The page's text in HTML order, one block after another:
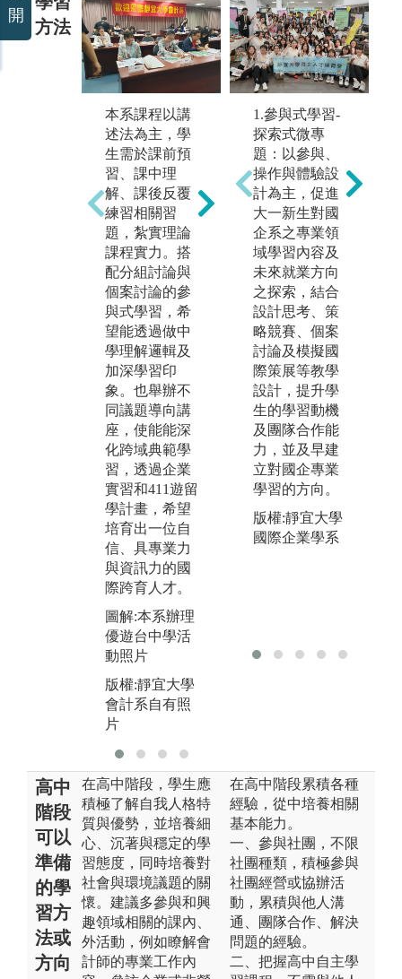
方法
本系課程以講
述法為主，學
生需於課前預
習、課中理
解、課後反覆
練習相關習
題，紮實理論
課程實力。搭
配分組討論與
個案討論的參
與式學習，希
望能透過做中
學理解邏輯及
加深學習印
象。也舉辦不
同議題導向講
座，使能能深
化跨域典範學
習，透過企業
實習和411遊留
學計畫，希望
培育出一位自
信、具專業力
與資訊力的國
際跨育人才。
圖解:本系辦理
優遊台中學活
動照片
版權:靜宜大學
會計系自有照
片
軟體操作: 商業
套裝軟體、企
業資源規劃、
電腦審計等課
程，搭配相關
軟體，培養學
生實作及考照
能力。
圖解:2023 電腦
稽核專題競賽
得獎照片
版權:靜宜大學
會計系自有照
片
1.參與式學習-
探索式微專
題：以參與、
操作與體驗設
計為主，促進
大一新生對國
企系之專業領
域學習內容及
未來就業方向
之探索，結合
設計思考、策
略競賽、個案
討論及模擬國
際策展等教學
設計，提升學
生的學習動機
及團隊合作能
力，並及早建
立對國企專業
學習的方向。
版權:靜宜大學
國際企業學系
高中
階段
可以
準備
的學
習方
法或
方向
在高中階段，學生應
積極了解自我人格特
質與優勢，並培養細
心、沉著與穩定的學
習態度，同時培養對
社會與環境議題的關
懷。建議多參與和興
趣領域相關的課內、
外活動，例如瞭解會
計師的專業工作內
在高中階段累積各種
經驗，從中培養相關
基本能力。
一、參與社團，不限
社團種類，積極參與
社團經營或協辦活
動，累積與他人溝
通、團隊合作、解決
問題的經驗。
二、把握高中自主學
開